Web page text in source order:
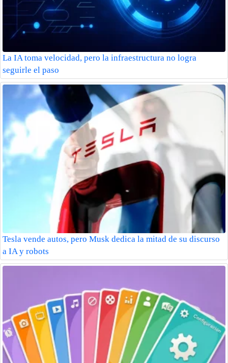
La IA toma velocidad, pero la infraestructura no logra
seguirle el paso
Tesla vende autos, pero Musk dedica la mitad de su discurso
a IA y robots